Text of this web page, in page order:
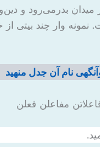
میدان بدرمی‌رود و
وار چند بیتی
نام آن جدل منهید
مفاعلن فعلن